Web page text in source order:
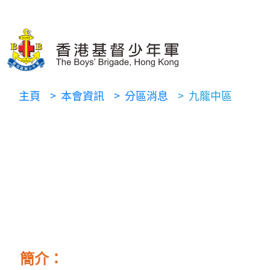
主頁 > 本會資訊 > 分區消息 > 九龍中區
簡介：